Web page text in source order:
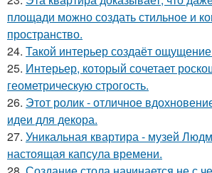
площади можно создать стильное и
пространство.
24. Такой интерьер создаёт
25. Интерьер, который сочетает
геометрическую строгость.
26. Этот ролик - отличное
идеи для декора.
27. Уникальная квартира - музей
настоящая капсула времени.